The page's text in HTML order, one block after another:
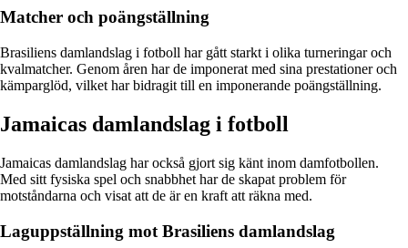
Matcher och poängställning
Brasiliens damlandslag i fotboll har gått starkt i olika turneringar och
kvalmatcher. Genom åren har de imponerat med sina prestationer och
kämparglöd, vilket har bidragit till en imponerande poängställning.
Jamaicas damlandslag i fotboll
Jamaicas damlandslag har också gjort sig känt inom damfotbollen.
Med sitt fysiska spel och snabbhet har de skapat problem för
motståndarna och visat att de är en kraft att räkna med.
Laguppställning mot Brasiliens damlandslag